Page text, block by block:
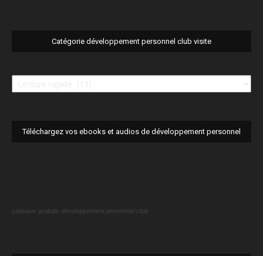
Catégorie développement personnel club visite
Catégorie
Téléchargez vos ebooks et audios de développement personnel
cadeaux gratuits développement personnel club